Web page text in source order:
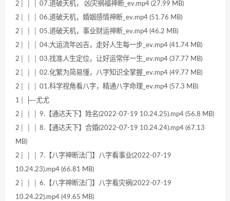
2│ │ │ 07.道破天机， 凶灾祸福神断_ev.mp4 (27.99 MB)
2│ │ │ 06.道破天机，婚姻感情神断_ev.mp4 (51.76 MB)
2│ │ │ 05.道破天机，事业财运神断_ev.mp4 (46.2 MB)
2│ │ │ 04.大运流年凶吉，走好人生每一步_ev.mp4 (41.74 MB)
2│ │ │ 03.找准人生定位，让好运常伴一生_ev.mp4 (37.77 MB)
2│ │ │ 02.化繁为简易懂，八字知识全掌握_ev.mp4 (49.77 MB)
2│ │ │ 01.科学视角看八字，精通八字命理_ev.mp4 (57.3 MB)
1│ ├─尤尤
2│ │ │ 9.【通达天下】姓名(2022-07-19 10.24.25).mp4 (56.8 MB)
2│ │ │ 8.【通达天下】合婚(2022-07-19 10.24.24).mp4 (67.13
MB)
2│ │ │ 7.【八字神断法门】八字看事业(2022-07-19
10.24.23).mp4 (66.81 MB)
2│ │ │ 6.【八字神断法门】八字看灾祸(2022-07-19
10.24.22).mp4 (49.65 MB)